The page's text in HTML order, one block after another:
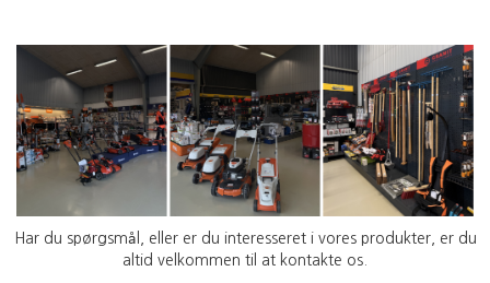
Har du spørgsmål, eller er du interesseret i vores produkter, er du
altid velkommen til at kontakte os.